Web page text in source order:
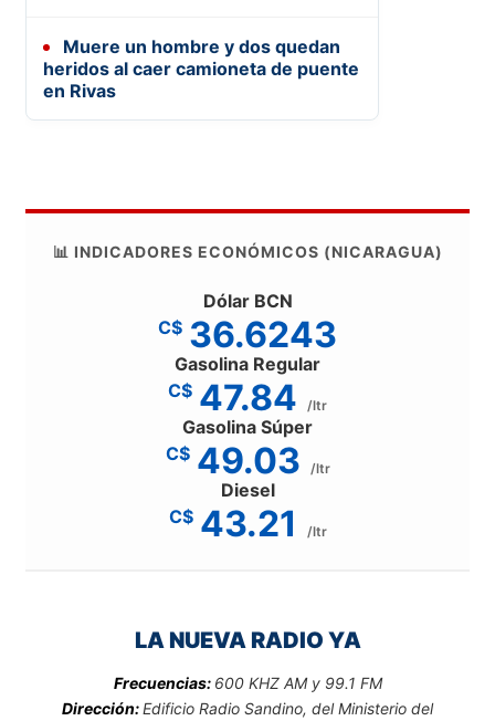
Muere un hombre y dos quedan
heridos al caer camioneta de puente
en Rivas
📊 INDICADORES ECONÓMICOS (NICARAGUA)
Dólar BCN
C$ 36.6243
Gasolina Regular
C$ 47.84 /ltr
Gasolina Súper
C$ 49.03 /ltr
Diesel
C$ 43.21 /ltr
LA NUEVA RADIO YA
Frecuencias: 600 KHZ AM y 99.1 FM
Dirección:Edificio Radio Sandino, del Ministerio del